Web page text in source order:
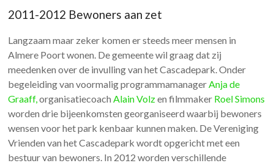
2011-2012 Bewoners aan zet
Langzaam maar zeker komen er steeds meer mensen in
Almere Poort wonen. De gemeente wil graag dat zij
meedenken over de invulling van het Cascadepark. Onder
begeleiding van voormalig programmamanagerAnja de
Graaff,organisatiecoachAlain Volzen filmmaker Roel Simons
worden drie bijeenkomsten georganiseerd waarbij bewoners
wensen voor het park kenbaar kunnen maken. De Vereniging
Vrienden van het Cascadepark wordt opgericht met een
bestuur van bewoners. In 2012 worden verschillende